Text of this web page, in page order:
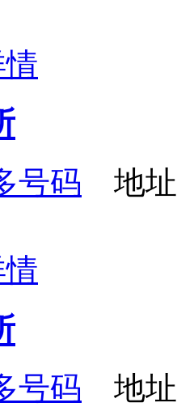
号码 地址
号码 地址